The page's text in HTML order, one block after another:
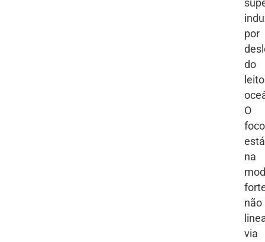
por
do
leito
O
foco
está
na
não
via